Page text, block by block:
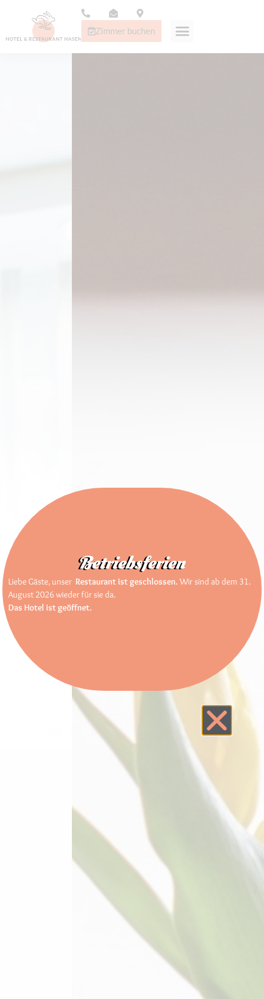
Zimmer buchen
Betriebsferien
Liebe Gäste, unser Restaurant ist geschlossen. Wir sind ab dem 31.
August 2026 wieder für sie da.
Das Hotel ist geöffnet.